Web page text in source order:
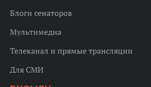
Блоги сенаторов
Мультимедиа
Телеканал и прямые трансляции
Для СМИ